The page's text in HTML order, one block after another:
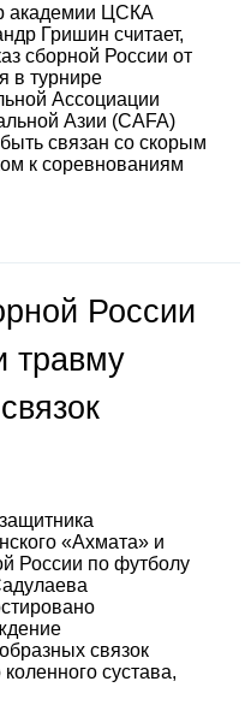
академии ЦСКА
Гришин считает,
сборной России от
в турнире
Ассоциации
Азии (CAFA)
связан со скорым
к соревнованиям
России
травму
«Ахмата» и
России по футболу
связок
коленного сустава,